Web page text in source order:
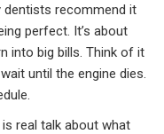
dentists recommend it
perfect. It’s about
into big bills. Think of it
until the engine dies.
real talk about what